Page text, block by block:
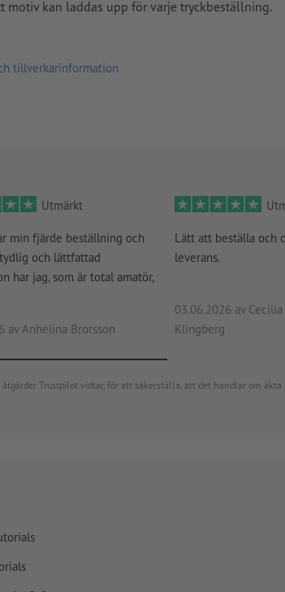
motiv kan laddas upp för varje tryckbeställning.
tillverkarinformation
Utmärkt
min fjärde beställning och
och lättfattad
har jag, som är total amatör,
av Anhelina Brorsson
Lätt att beställa och
leverans.
03.06.2026 av
Klingberg
Trustpilot vidtar, för att säkerställa, att det handlar om äkta